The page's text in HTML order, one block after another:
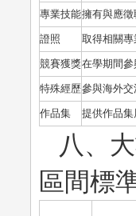
專業技能擁有與應
證照 取得相關
競賽獲獎在學期間
特殊經歷參與海外
作品集 提供作品
八、
區間標